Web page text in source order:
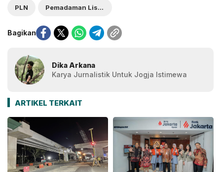
PLN Pemadaman Listik Jogja
Bagikan
Dika Arkana
Karya Jurnalistik Untuk Jogja Istimewa
ARTIKEL TERKAIT